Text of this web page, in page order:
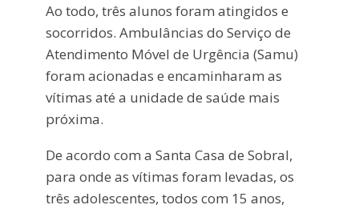
Ao todo, três alunos foram atingidos e
socorridos. Ambulâncias do Serviço de
Atendimento Móvel de Urgência (Samu)
foram acionadas e encaminharam as
vítimas até a unidade de saúde mais
próxima.
De acordo com a Santa Casa de Sobral,
para onde as vítimas foram levadas, os
três adolescentes, todos com 15 anos,